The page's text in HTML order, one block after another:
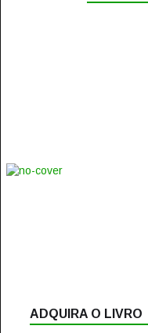
ADQUIRA O LIVRO